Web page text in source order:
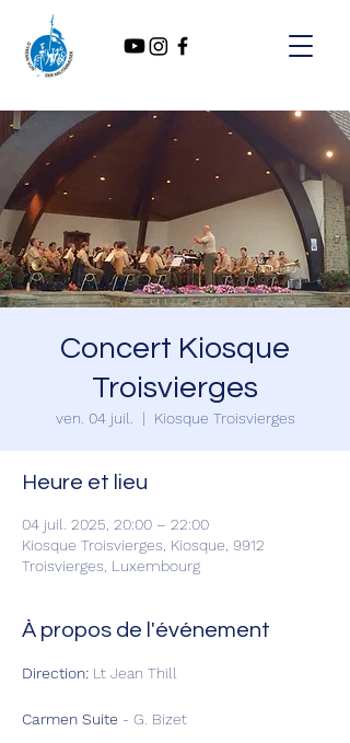
Concert Kiosque
Troisvierges
ven. 04 juil.
  |
Kiosque Troisvierges
Heure et lieu
04 juil. 2025, 20:00 – 22:00
Kiosque Troisvierges, Kiosque, 9912
Troisvierges, Luxembourg
À propos de l'événement
Direction: Lt Jean Thill
Carmen Suite - G. Bizet